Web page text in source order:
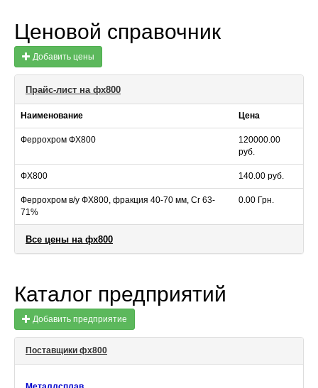
Ценовой справочник
Добавить цены
Прайс-лист на фх800
Наименование Цена
Феррохром ФХ800
120000.00
руб.
ФХ800 140.00 руб.
Феррохром в/у ФХ800, фракция 40-70 мм, Cr 63-
71%
0.00 Грн.
Все цены на фх800
Каталог предприятий
Добавить предприятие
Поставщики фх800